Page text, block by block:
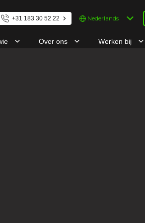
+31 183 30 52 22
Kies
een
Over ons Werken bij